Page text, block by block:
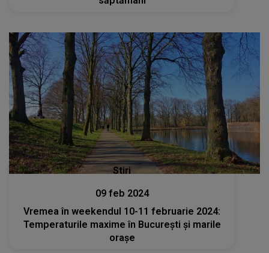
Stiri
09 feb 2024
Vremea în weekendul 10-11 februarie 2024:
Temperaturile maxime în București și marile
orașe